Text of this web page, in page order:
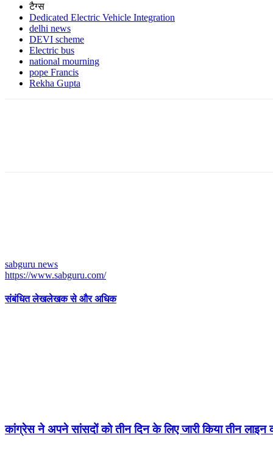
टैग्स
Dedicated Electric Vehicle Integration
delhi news
DEVI scheme
Electric bus
national mourning
pope Francis
Rekha Gupta
sabguru news
https://www.sabguru.com/
संबंधित लेखलेखक से और अधिक
कांग्रेस ने अपने सांसदों को तीन दिन के लिए जारी किया तीन लाइन